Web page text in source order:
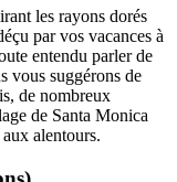
les rayons dorés
par vos vacances à
entendu parler de
vous suggérons de
de nombreux
de Santa Monica
alentours.